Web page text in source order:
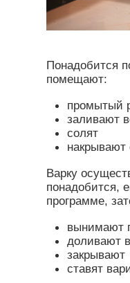
Понадобится
помещают:
промытый
заливают
солят
накрывают
Варку
понадобится,
программе,
вынимают
доливают
закрывают
ставят